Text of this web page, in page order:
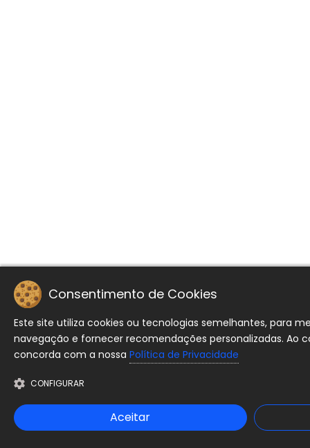
Consentimento de Cookies
Este site utiliza cookies ou tecnologias semelhantes, para
navegação e fornecer recomendações personalizadas. Ao
concorda com a nossa Política de Privacidade
CONFIGURAR
Aceitar